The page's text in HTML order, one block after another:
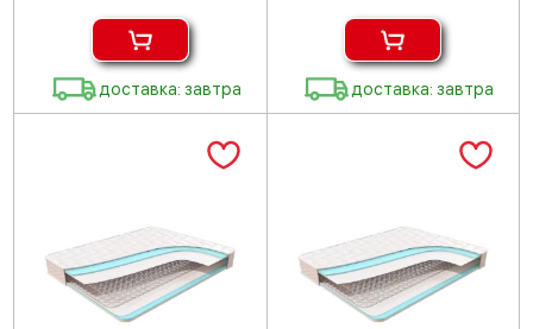
доставка: завтра доставка: завтра